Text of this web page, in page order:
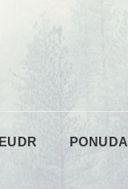
EUDR PONUDA